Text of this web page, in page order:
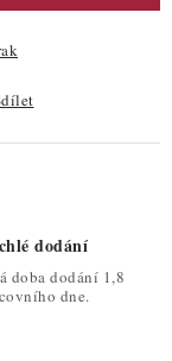
dodání
doba dodání 1,8
dne.